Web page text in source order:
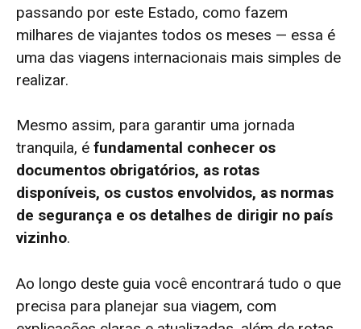
passando por este Estado, como fazem
milhares de viajantes todos os meses — essa é
uma das viagens internacionais mais simples de
realizar.
Mesmo assim, para garantir uma jornada
tranquila, é fundamental conhecer os
documentos obrigatórios, as rotas
disponíveis, os custos envolvidos, as normas
de segurança e os detalhes de dirigir no país
vizinho.
Ao longo deste guia você encontrará tudo o que
precisa para planejar sua viagem, com